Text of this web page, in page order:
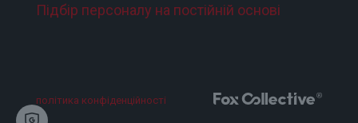
Підбір персоналу на постійній основі
політика конфіденційності